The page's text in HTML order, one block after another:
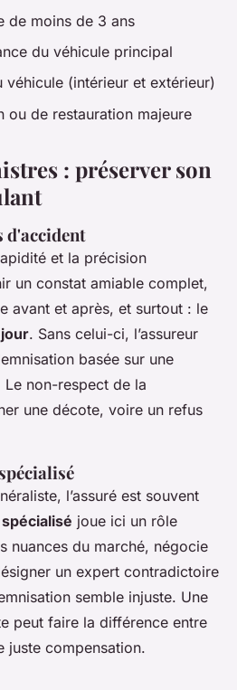
de moins de 3 ans
du véhicule principal
véhicule (intérieur et extérieur)
ou de restauration majeure
: préserver son
d'accident
et la précision
un constat amiable complet,
avant et après, et surtout : le
. Sans celui-ci, l’assureur
basée sur une
non-respect de la
une décote, voire un refus
l’assuré est souvent
joue ici un rôle
nuances du marché, négocie
un expert contradictoire
semble injuste. Une
peut faire la différence entre
juste compensation.